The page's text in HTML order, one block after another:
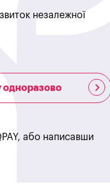
незалежної
одноразово
або написавши